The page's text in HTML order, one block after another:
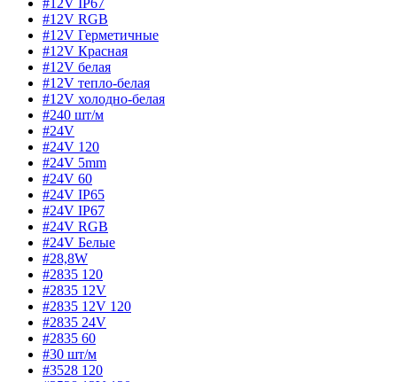
#12V IP67
#12V RGB
#12V Герметичные
#12V Красная
#12V белая
#12V тепло-белая
#12V холодно-белая
#240 шт/м
#24V
#24V 120
#24V 5mm
#24V 60
#24V IP65
#24V IP67
#24V RGB
#24V Белые
#28,8W
#2835 120
#2835 12V
#2835 12V 120
#2835 24V
#2835 60
#30 шт/м
#3528 120